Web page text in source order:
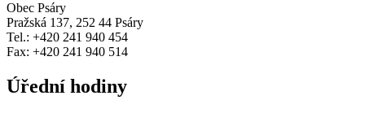
Obec Psáry
Pražská 137, 252 44 Psáry
Tel.: +420 241 940 454
Fax: +420 241 940 514
Úřední hodiny